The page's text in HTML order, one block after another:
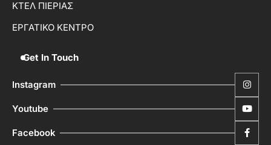
ΚΤΕΛ ΠΙΕΡΙΑΣ
ΕΡΓΑΤΙΚΟ ΚΕΝΤΡΟ
Get In Touch
Instagram
Youtube
Facebook